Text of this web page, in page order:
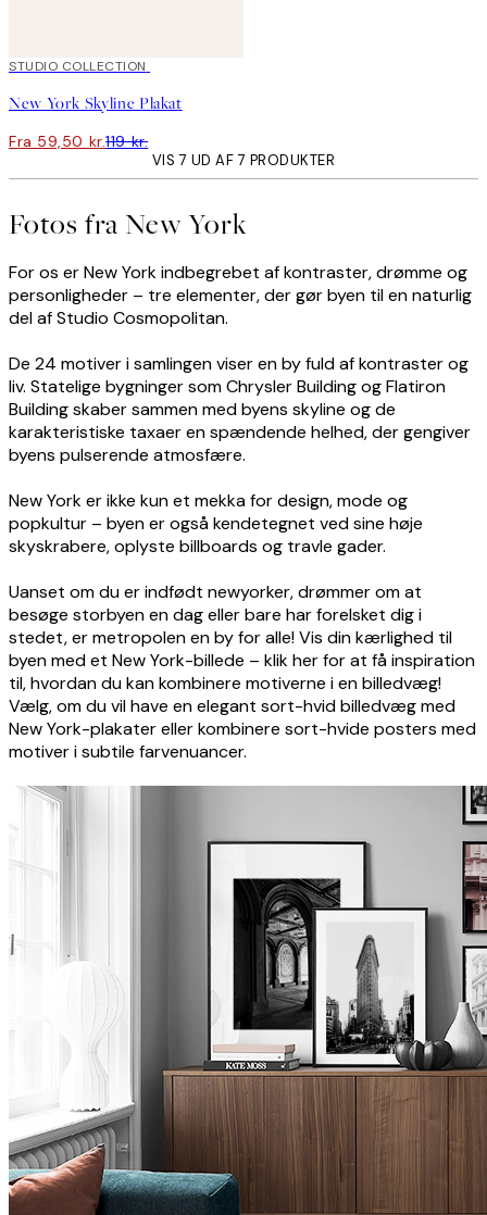
50%*
STUDIO COLLECTION
New York Skyline Plakat
Fra 59,50 kr.119 kr.
VIS 7 UD AF 7 PRODUKTER
Fotos fra New York
For os er New York indbegrebet af kontraster, drømme og
personligheder – tre elementer, der gør byen til en naturlig
del af Studio Cosmopolitan.
De 24 motiver i samlingen viser en by fuld af kontraster og
liv. Statelige bygninger som Chrysler Building og Flatiron
Building skaber sammen med byens skyline og de
karakteristiske taxaer en spændende helhed, der gengiver
byens pulserende atmosfære.
New York er ikke kun et mekka for design, mode og
popkultur – byen er også kendetegnet ved sine høje
skyskrabere, oplyste billboards og travle gader.
Uanset om du er indfødt newyorker, drømmer om at
besøge storbyen en dag eller bare har forelsket dig i
stedet, er metropolen en by for alle! Vis din kærlighed til
byen med et New York-billede – klik her for at få inspiration
til, hvordan du kan kombinere motiverne i en billedvæg!
Vælg, om du vil have en elegant sort-hvid billedvæg med
New York-plakater eller kombinere sort-hvide posters med
motiver i subtile farvenuancer.